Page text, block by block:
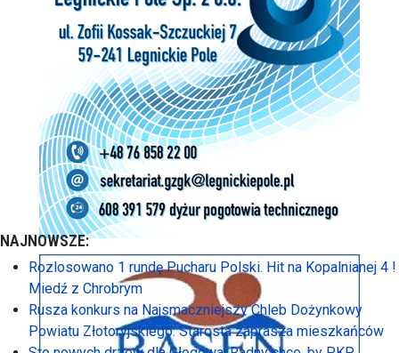
NAJNOWSZE:
Rozlosowano 1 rundę Pucharu Polski. Hit na Kopalnianej 4 !
Miedź z Chrobrym
Rusza konkurs na Najsmaczniejszy Chleb Dożynkowy
Powiatu Złotoryjskiego. Starosta zaprasza mieszkańców